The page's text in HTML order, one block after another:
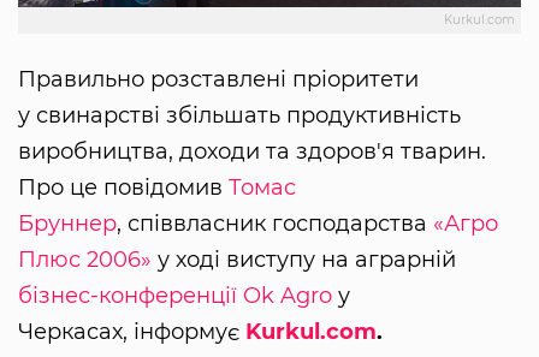
Kurkul.com
Правильно розставлені пріоритети
у свинарстві збільшать продуктивність
виробництва, доходи та здоров'я тварин.
Про це повідомив Томас
Бруннер, співвласник господарства «Агро
Плюс 2006» у ході виступу на аграрній
бізнес-конференції Ok Agro у
Черкасах, інформує Kurkul.com.